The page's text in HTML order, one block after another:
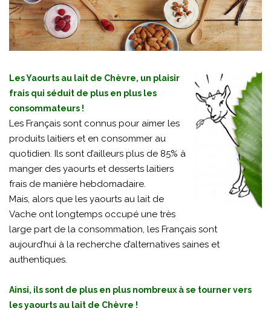
Les Yaourts au lait de Chèvre, un plaisir
frais qui séduit de plus en plus les
consommateurs !
Les Français sont connus pour aimer les
produits laitiers et en consommer au
quotidien. Ils sont d’ailleurs plus de 85% à
manger des yaourts et desserts laitiers
frais de manière hebdomadaire.
Mais, alors que les yaourts au lait de
Vache ont longtemps occupé une très
large part de la consommation, les Français sont
aujourd’hui à la recherche d’alternatives saines et
authentiques.
Ainsi, ils sont de plus en plus nombreux à se tourner vers
les yaourts au lait de Chèvre !